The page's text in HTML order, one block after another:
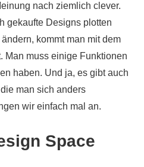
nach ziemlich clever.
gekaufte Designs plotten
kommt man mit dem
Man muss einige Funktionen
haben. Und ja, es gibt auch
man sich anders
wir einfach mal an.
Space